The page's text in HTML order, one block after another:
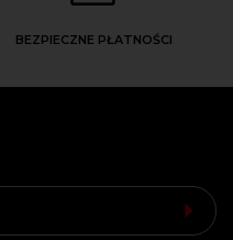
BEZPIECZNE PŁATNOŚCI